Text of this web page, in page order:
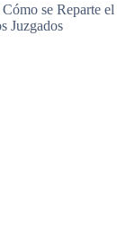
se Reparte el
Juzgados